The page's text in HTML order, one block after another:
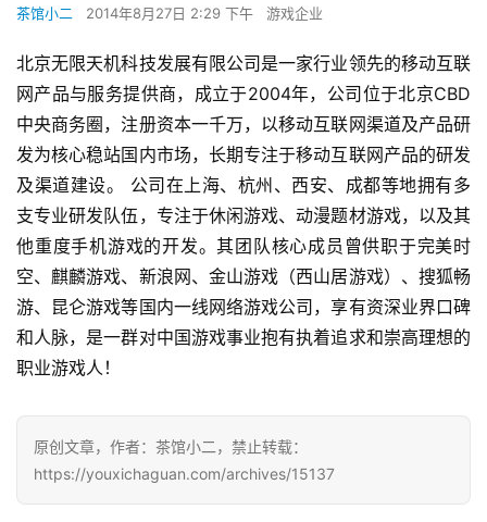
茶
创
游
戏
业
界
手
机
游
戏
游
戏
茶馆小二 2014年8月27日 2:29 下午 游戏企业
北京无限天机科技发展有限公司是一家行业领先的移动互联
网产品与服务提供商，成立于2004年，公司位于北京CBD
中央商务圈，注册资本一千万，以移动互联网渠道及产品研
发为核心稳站国内市场，长期专注于移动互联网产品的研发
及渠道建设。 公司在上海、杭州、西安、成都等地拥有多
支专业研发队伍，专注于休闲游戏、动漫题材游戏，以及其
他重度手机游戏的开发。其团队核心成员曾供职于完美时
空、麒麟游戏、新浪网、金山游戏（西山居游戏）、搜狐畅
游、昆仑游戏等国内一线网络游戏公司，享有资深业界口碑
和人脉，是一群对中国游戏事业抱有执着追求和崇高理想的
职业游戏人！
原创文章，作者：茶馆小二，禁止转载：
https://youxichaguan.com/archives/15137